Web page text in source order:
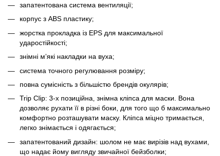
запатентована система вентиляції;
корпус з ABS пластику;
жорстка прокладка із EPS для максимальної
ударостійкості;
знімні м’які накладки на вуха;
система точного регулювання розміру;
повна сумісність з більшістю брендів окулярів;
Trip Clip: 3-х позиційна, знімна кліпса для маски. Вона
дозволяє рухати її в різні боки, для того що б максимально
комфортно розташувати маску. Кліпса міцно тримається,
легко знімається і одягається;
запатентований дизайн: шолом не має вирізів над вухами,
що надає йому вигляду звичайної бейзболки;